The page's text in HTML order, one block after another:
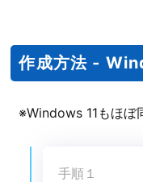
作成方法 -
※Windows 11もほぼ
手順１